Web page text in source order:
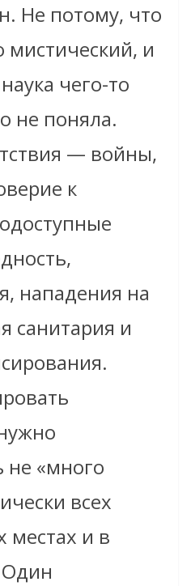
Не потому, что
мистический, и
чего-то
не поняла.
— войны,
к
нападения на
санитария и
не «много
всех
местах и в